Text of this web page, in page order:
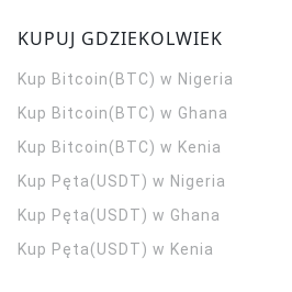
KUPUJ GDZIEKOLWIEK
Kup Bitcoin(BTC) w Nigeria
Kup Bitcoin(BTC) w Ghana
Kup Bitcoin(BTC) w Kenia
Kup Pęta(USDT) w Nigeria
Kup Pęta(USDT) w Ghana
Kup Pęta(USDT) w Kenia